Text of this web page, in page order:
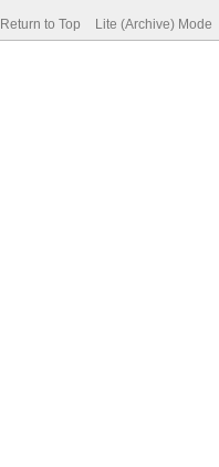
Return to Top Lite (Archive) Mode